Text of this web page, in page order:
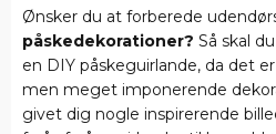
Ønsker du at forberede
påskedekorationer? Så skal
en DIY påskeguirlande, da det
men meget imponerende
givet dig nogle inspirerende